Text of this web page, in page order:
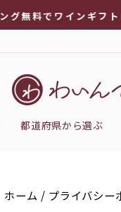
ス
ド
ョ
停
料でワインギフトに
都道府県から選ぶ
ホーム / プライバシー